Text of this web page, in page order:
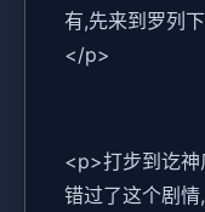
有,先来到罗列
</p>
<p>打步到讫神
错过了这个剧